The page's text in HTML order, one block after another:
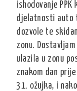
ishodovanje
djelatnosti auto
dozvole te
zonu.
ulazila u zonu
znakom dan
31. ožujka, i